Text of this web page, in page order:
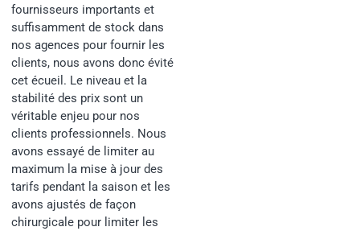
fournisseurs importants et
suffisamment de stock dans
nos agences pour fournir les
clients, nous avons donc évité
cet écueil. Le niveau et la
stabilité des prix sont un
véritable enjeu pour nos
clients professionnels. Nous
avons essayé de limiter au
maximum la mise à jour des
tarifs pendant la saison et les
avons ajustés de façon
chirurgicale pour limiter les